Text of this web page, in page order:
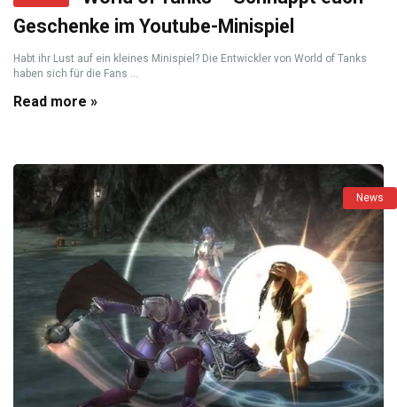
Geschenke im Youtube-Minispiel
Habt ihr Lust auf ein kleines Minispiel? Die Entwickler von World of Tanks
haben sich für die Fans ...
Read more »
News